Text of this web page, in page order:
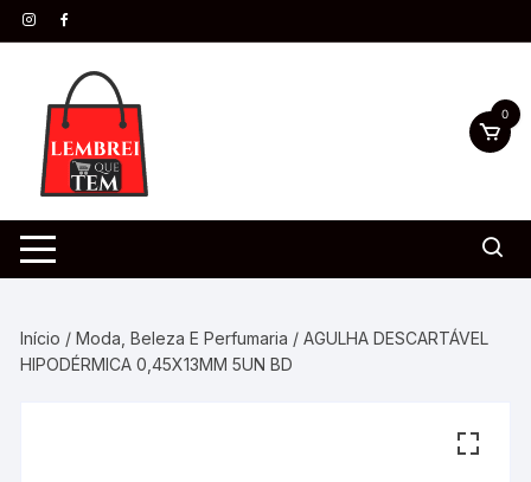
0
Início /Moda, Beleza E Perfumaria / AGULHA DESCARTÁVEL
HIPODÉRMICA 0,45X13MM 5UN BD